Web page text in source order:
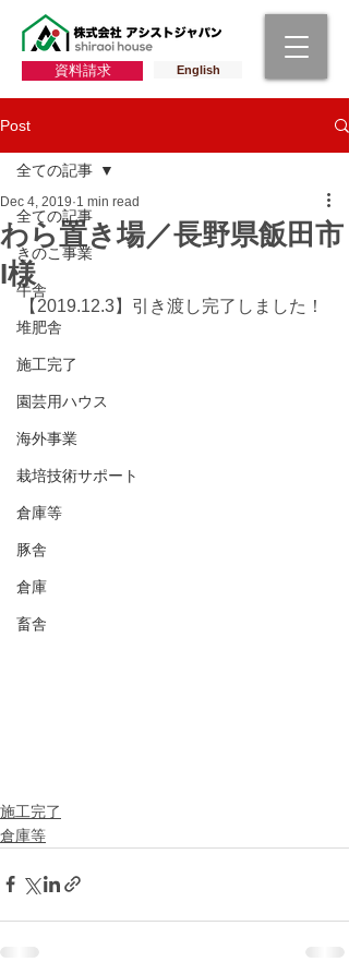
資料請求 English
Post
全ての記事
きのこ事業
牛舎
堆肥舎
施工完了
園芸用ハウス
海外事業
栽培技術サポート
倉庫等
豚舎
倉庫
畜舎
全ての記事
わら置き場／長野県飯田市
I様
Dec 4, 2019 1 min read
【2019.12.3】引き渡し完了しました！
施工完了
倉庫等